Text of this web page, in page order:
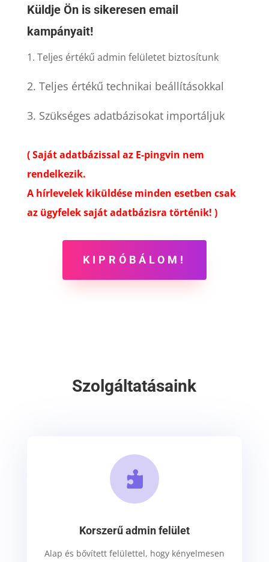
Küldje Ön is sikeresen email
kampányait!
1. Teljes értékű admin felületet biztosítunk
2. Teljes értékű technikai beállításokkal
3. Szükséges adatbázisokat importáljuk
( Saját adatbázissal az E-pingvin nem
rendelkezik.
A hírlevelek kiküldése minden esetben csak
az ügyfelek saját adatbázisra történik! )
KIPRÓBÁLOM!
Szolgáltatásaink

Korszerű admin felület
Alap és bővített felülettel, hogy kényelmesen